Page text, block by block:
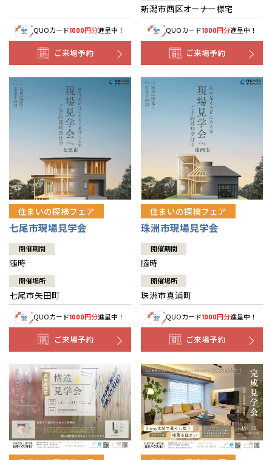
QUOカード1000円分進呈中！
ご来場予約
新潟市西区オーナー様宅
QUOカード1000円分進呈中！
ご来場予約
住まいの探検フェア
七尾市現場見学会
開催期間
随時
開催場所
七尾市矢田町
QUOカード1000円分進呈中！
ご来場予約
住まいの探検フェア
珠洲市現場見学会
開催期間
随時
開催場所
珠洲市真浦町
QUOカード1000円分進呈中！
ご来場予約